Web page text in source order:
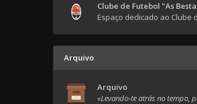
Clube de Futebol "As
Espaço dedicado ao Clube
Arquivo
Arquivo
«Levando-te atrás no tempo,